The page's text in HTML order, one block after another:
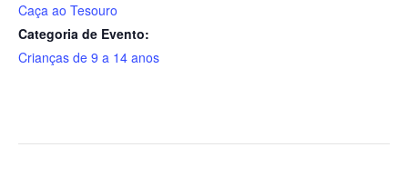
Caça ao Tesouro
Categoria de Evento:
Crianças de 9 a 14 anos